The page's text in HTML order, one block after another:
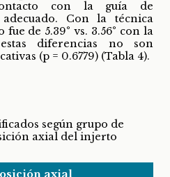
con la guía de
Con la técnica
de 5.39° vs. 3.56° con la
diferencias no son
(p = 0.6779) (Tabla 4).
según grupo de
axial del injerto
axial